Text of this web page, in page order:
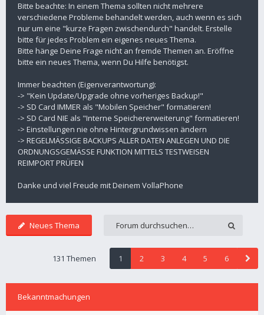
Bitte beachte: In einem Thema sollten nicht mehrere
verschiedene Probleme behandelt werden, auch wenn es sich
nur um eine "kurze Fragen zwischendurch" handelt. Erstelle
bitte für jedes Problem ein eigenes neues Thema.
Bitte hänge Deine Frage nicht an fremde Themen an. Eröffne
bitte ein neues Thema, wenn Du Hilfe benötigst.
Immer beachten (Eigenverantwortung):
-> "Kein Update/Upgrade ohne vorheriges Backup!"
-> SD Card IMMER als "Mobilen Speicher" formatieren!
-> SD Card NIE als "Interne Speichererweiterung" formatieren!
-> Einstellungen nie ohne Hintergrundwissen ändern
-> REGELMÄSSIGE BACKUPS ALLER DATEN ANLEGEN UND DIE
ORDNUNGSGEMÄSSE FUNKTION MITTELS TESTWEISEN
REIMPORT PRÜFEN
Danke und viel Freude mit Deinem VollaPhone
Neues Thema
131 Themen 1 2 3 4 5 6
Bekanntmachungen